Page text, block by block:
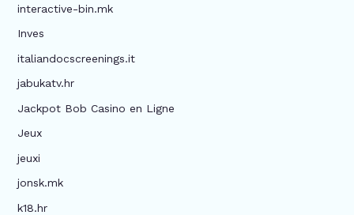
interactive-bin.mk
Inves
italiandocscreenings.it
jabukatv.hr
Jackpot Bob Casino en Ligne
Jeux
jeuxi
jonsk.mk
k18.hr